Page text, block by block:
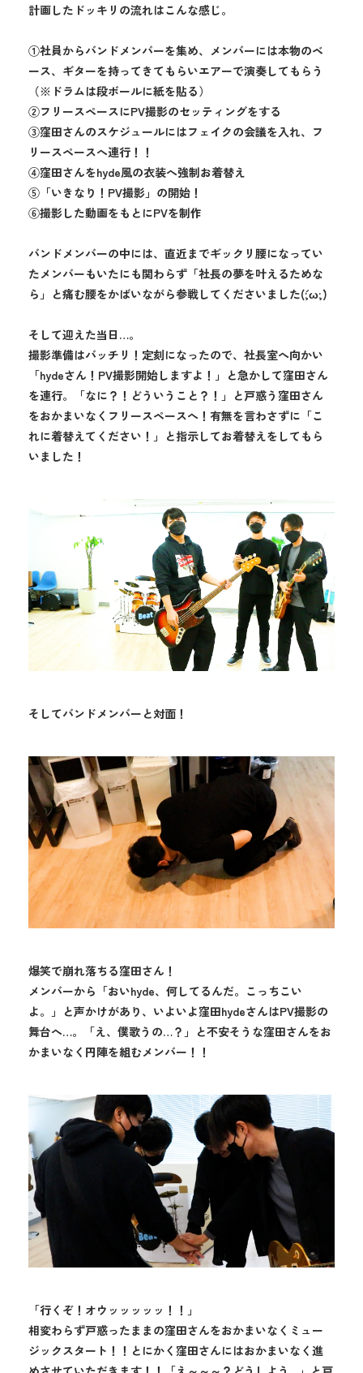
計画したドッキリの流れはこんな感じ。
①社員からバンドメンバーを集め、メンバーには本物のベ
ース、ギターを持ってきてもらいエアーで演奏してもらう
（※ドラムは段ボールに紙を貼る）
②フリースペースにPV撮影のセッティングをする
③窪田さんのスケジュールにはフェイクの会議を入れ、フ
リースペースへ連行！！
④窪田さんをhyde風の衣装へ強制お着替え
⑤「いきなり！PV撮影」の開始！
⑥撮影した動画をもとにPVを制作
バンドメンバーの中には、直近までギックリ腰になってい
たメンバーもいたにも関わらず「社長の夢を叶えるためな
ら」と痛む腰をかばいながら参戦してくださいました(´;ω;`)
そして迎えた当日…。
撮影準備はバッチリ！定刻になったので、社長室へ向かい
「hydeさん！PV撮影開始しますよ！」と急かして窪田さん
を連行。「なに？！どういうこと？！」と戸惑う窪田さん
をおかまいなくフリースペースへ！有無を言わさずに「こ
れに着替えてください！」と指示してお着替えをしてもら
いました！
そしてバンドメンバーと対面！
爆笑で崩れ落ちる窪田さん！
メンバーから「おいhyde、何してるんだ。こっちこい
よ。」と声かけがあり、いよいよ窪田hydeさんはPV撮影の
舞台へ…。「え、僕歌うの…？」と不安そうな窪田さんをお
かまいなく円陣を組むメンバー！！
「行くぞ！オウッッッッッ！！」
相変わらず戸惑ったままの窪田さんをおかまいなくミュー
ジックスタート！！とにかく窪田さんにはおかまいなく進